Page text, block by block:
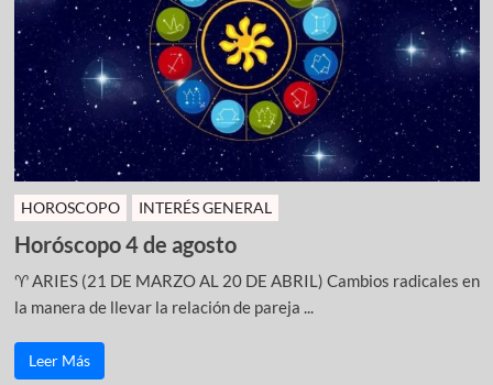
HOROSCOPO INTERÉS GENERAL
Horóscopo 4 de agosto
♈ ARIES (21 DE MARZO AL 20 DE ABRIL) Cambios radicales en
la manera de llevar la relación de pareja ...
Leer Más